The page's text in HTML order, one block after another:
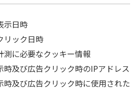
示日時
リック日時
測に必要なクッキー情報
時及び広告クリック時のIPアドレス
時及び広告クリック時に使用された